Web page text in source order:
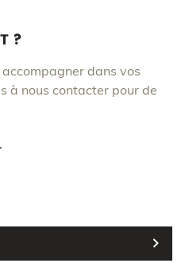
?
dans vos
à nous contacter pour de